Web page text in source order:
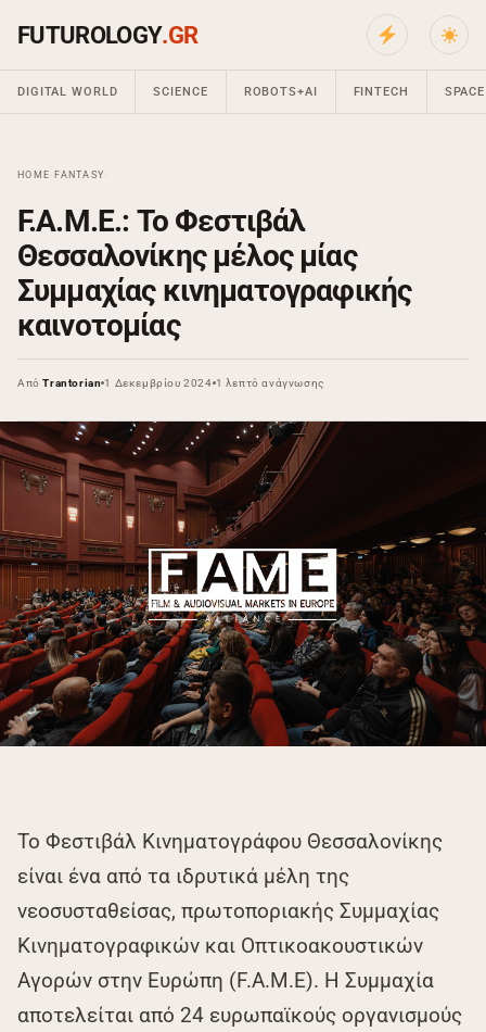
FUTUROLOGY.GR
DIGITAL WORLD SCIENCE ROBOTS+AI FINTECH SPACE
HOME FANTASY
F.A.M.E.: Το Φεστιβάλ
Θεσσαλονίκης μέλος μίας
Συμμαχίας κινηματογραφικής
καινοτομίας
ΑπόTrantorian 1 Δεκεμβρίου 2024 1 λεπτό ανάγνωσης
Το Φεστιβάλ Κινηματογράφου Θεσσαλονίκης
είναι ένα από τα ιδρυτικά μέλη της
νεοσυσταθείσας, πρωτοποριακής Συμμαχίας
Κινηματογραφικών και Οπτικοακουστικών
Αγορών στην Ευρώπη (F.A.M.E). Η Συμμαχία
αποτελείται από 24 ευρωπαϊκούς οργανισμούς